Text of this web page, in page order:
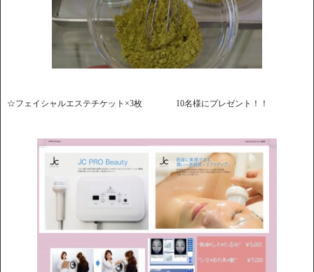
☆フェイシャルエステチケット×3枚 10名様にプレゼント！！